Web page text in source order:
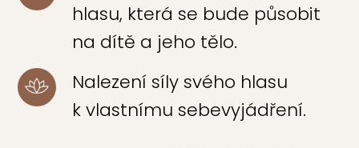
hlasu, která se bude působit
na dítě a jeho tělo.
Nalezení síly svého hlasu
k vlastnímu sebevyjádření.